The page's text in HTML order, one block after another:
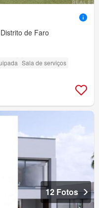
de Faro
Sala de serviços
12 Fotos